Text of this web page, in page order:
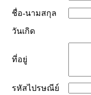
ชื่อ-นามสกุล
วันเกิด
ที่อยู่
รหัสไปรษณีย์